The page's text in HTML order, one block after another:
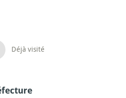
Déjà visité